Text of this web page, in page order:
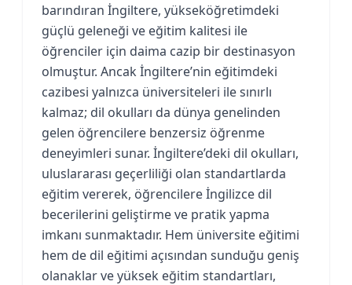
barındıran İngiltere, yükseköğretimdeki
güçlü geleneği ve eğitim kalitesi ile
öğrenciler için daima cazip bir destinasyon
olmuştur. Ancak İngiltere’nin eğitimdeki
cazibesi yalnızca üniversiteleri ile sınırlı
kalmaz; dil okulları da dünya genelinden
gelen öğrencilere benzersiz öğrenme
deneyimleri sunar. İngiltere’deki dil okulları,
uluslararası geçerliliği olan standartlarda
eğitim vererek, öğrencilere İngilizce dil
becerilerini geliştirme ve pratik yapma
imkanı sunmaktadır. Hem üniversite eğitimi
hem de dil eğitimi açısından sunduğu geniş
olanaklar ve yüksek eğitim standartları,